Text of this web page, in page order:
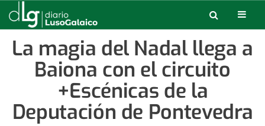
La magia del Nadal llega a
Baiona con el circuito
+Escénicas de la
Deputación de Pontevedra